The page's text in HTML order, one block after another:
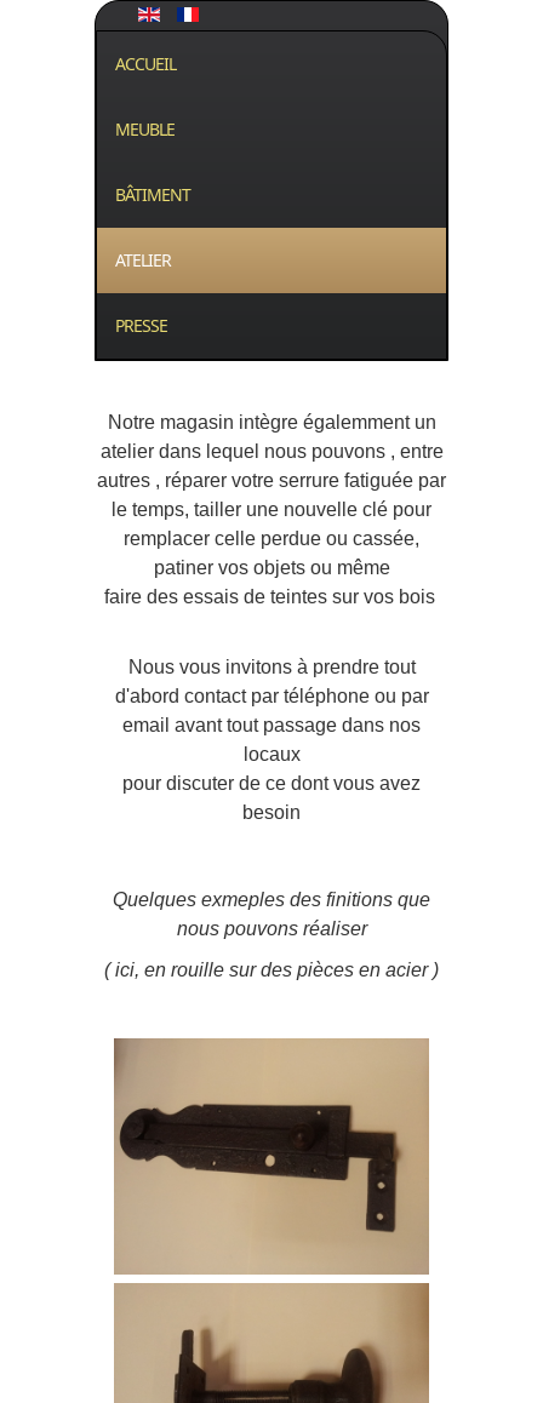
ACCUEIL
MEUBLE
BÂTIMENT
ATELIER
PRESSE
Notre magasin intègre égalemment un
atelier dans lequel nous pouvons , entre
autres , réparer votre serrure fatiguée par
le temps, tailler une nouvelle clé pour
remplacer celle perdue ou cassée,
patiner vos objets ou même
faire des essais de teintes sur vos bois
Nous vous invitons à prendre tout
d'abord contact par téléphone ou par
email avant tout passage dans nos
locaux
pour discuter de ce dont vous avez
besoin
Quelques exmeples des finitions que
nous pouvons réaliser
( ici, en rouille sur des pièces en acier )